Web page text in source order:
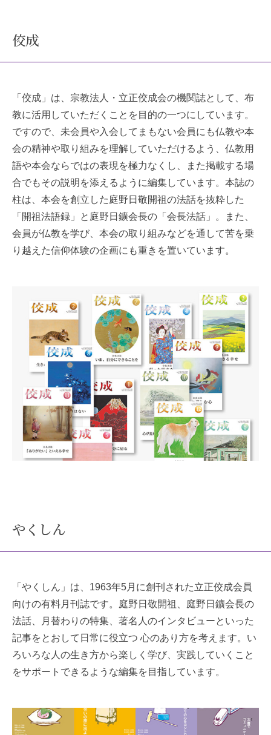
佼成
「佼成」は、宗教法人・立正佼成会の機関誌として、布
教に活用していただくことを目的の一つにしています。
ですので、未会員や入会してまもない会員にも仏教や本
会の精神や取り組みを理解していただけるよう、仏教用
語や本会ならではの表現を極力なくし、また掲載する場
合でもその説明を添えるように編集しています。本誌の
柱は、本会を創立した庭野日敬開祖の法話を抜粋した
「開祖法語録」と庭野日鑛会長の「会長法話」。また、
会員が仏教を学び、本会の取り組みなどを通して苦を乗
り越えた信仰体験の企画にも重きを置いています。
やくしん
「やくしん」は、1963年5月に創刊された立正佼成会員
向けの有料月刊誌です。庭野日敬開祖、庭野日鑛会長の
法話、月替わりの特集、著名人のインタビューといった
記事をとおして日常に役立つ 心のあり方を考えます。い
ろいろな人の生き方から楽しく学び、実践していくこと
をサポートできるような編集を目指しています。